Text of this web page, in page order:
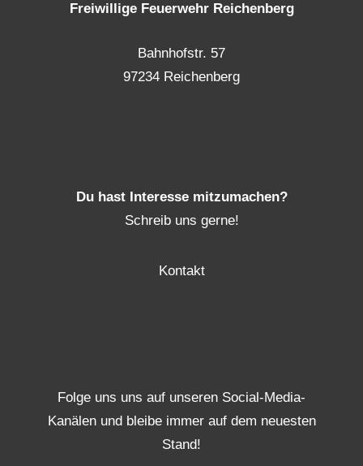
Freiwillige Feuerwehr Reichenberg
Bahnhofstr. 57
97234 Reichenberg
Du hast Interesse mitzumachen?
Schreib uns gerne!
Kontakt
Folge uns uns auf unseren Social-Media-
Kanälen und bleibe immer auf dem neuesten
Stand!